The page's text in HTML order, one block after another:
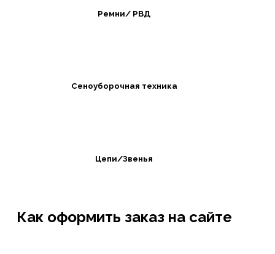
Ремни/ РВД
Сеноуборочная техника
Цепи/Звенья
Как оформить заказ на сайте